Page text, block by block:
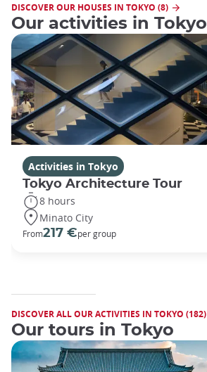
DISCOVER OUR HOUSES IN TOKYO (8)
Our activities in Tokyo
Activities in Tokyo
Tokyo Architecture Tour
8 hours
Minato City
From217 €per group
DISCOVER ALL OUR ACTIVITIES IN TOKYO (182)
Our tours in Tokyo